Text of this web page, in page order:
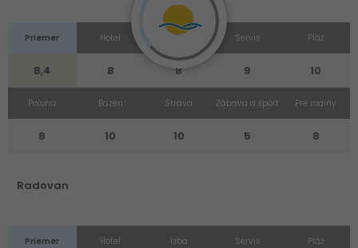
Priemer
8,4
Hotel
8
Izba
8
Servis
9
Pláž
10
Poloha
8
Bazén
10
Strava
10
Zábava a šport
5
Pre rodiny
8
Radovan
Priemer Hotel Izba Servis Pláž